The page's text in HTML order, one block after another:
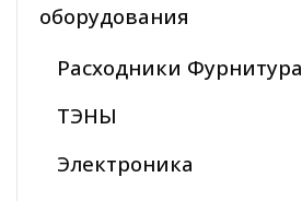
оборудования
Расходники Фурнитура
ТЭНЫ
Электроника